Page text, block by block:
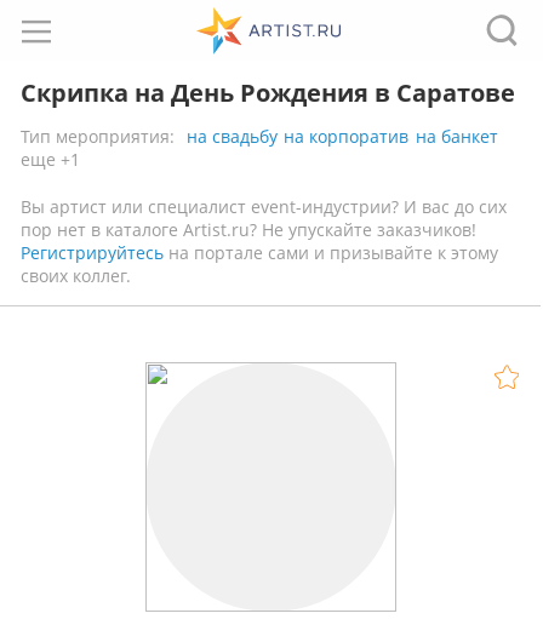
Скрипка на День Рождения в Саратове
Тип мероприятия: на свадьбу на корпоратив на банкет
еще +1
Вы артист или специалист event-индустрии? И вас до сих
пор нет в каталоге Artist.ru? Не упускайте заказчиков!
Регистрируйтесь на портале сами и призывайте к этому
своих коллег.